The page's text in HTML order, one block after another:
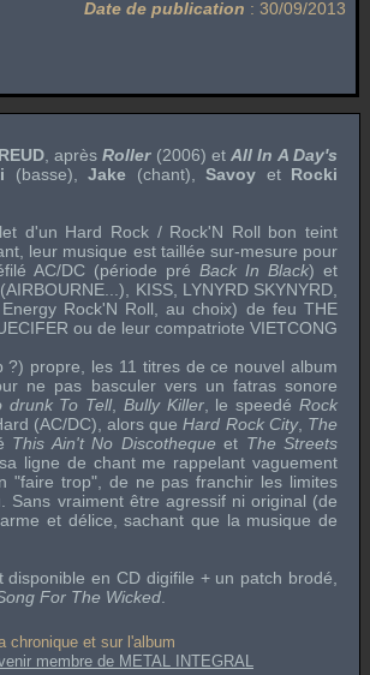
Date de publication : 30/09/2013
, aprèsRoller (2006) etAll In A Day's
(basse),Jake (chant),Savoy et Rocki
d'un Hard Rock / Rock'N Roll bon teint
leur musique est taillée sur-mesure pour
AC/DC (période pré Back In Black) et
AIRBOURNE ...), KISS, LYNYRD SKYNYRD
Rock'N Roll , au choix) de feu THE
ou de leur compatrioteVIETCONG
propre, les 11 titres de ce nouvel album
ne pas basculer vers un fatras sonore
drunk To Tell, Bully Killer, le speedéRock
(AC/DC), alors queHard Rock City, The
This Ain't No Discotheque et The Streets
ligne de chant me rappelant vaguement
"faire trop", de ne pas franchir les limites
Sans vraiment être agressif ni original (de
et délice, sachant que la musique de
disponible enCD digifile + un patch brodé,
For The Wicked
chronique et sur l'album
membre de METAL INTEGRAL